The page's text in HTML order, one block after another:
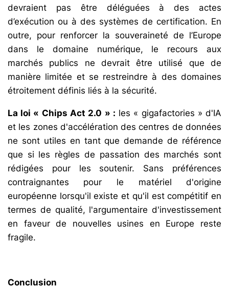
devraient pas être déléguées à des actes
d’exécution ou à des systèmes de certification. En
outre, pour renforcer la souveraineté de l’Europe
dans le domaine numérique, le recours aux
marchés publics ne devrait être utilisé que de
manière limitée et se restreindre à des domaines
étroitement définis liés à la sécurité.
La loi « Chips Act 2.0 » : les « gigafactories » d'IA
et les zones d'accélération des centres de données
ne sont utiles en tant que demande de référence
que si les règles de passation des marchés sont
rédigées pour les soutenir. Sans préférences
contraignantes pour le matériel d'origine
européenne lorsqu'il existe et qu'il est compétitif en
termes de qualité, l'argumentaire d'investissement
en faveur de nouvelles usines en Europe reste
fragile.
Conclusion